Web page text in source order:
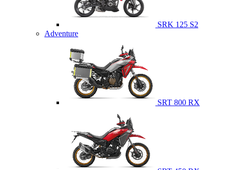
SRK 125 S2
Adventure
SRT 800 RX